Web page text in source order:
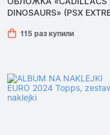
DINOSAURS» (PSX
115 раз купили